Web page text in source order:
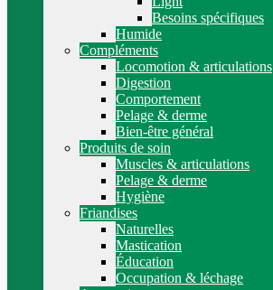
Besoins spécifiques
Humide
Compléments
Locomotion & articulations
Digestion
Comportement
Pelage & derme
Bien-être général
Produits de soin
Muscles & articulations
Pelage & derme
Hygiène
Friandises
Naturelles
Mastication
Éducation
Occupation & léchage